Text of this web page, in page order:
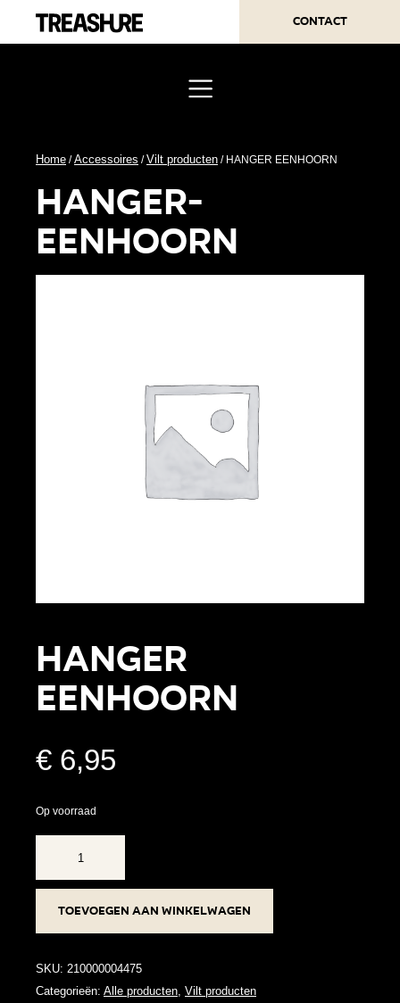
Contact
Home /Accessoires /Vilt producten / HANGER EENHOORN
hanger-
eenhoorn
HANGER
EENHOORN
€ 6,95
Op voorraad
aantal
Toevoegen aan winkelwagen
SKU: 210000004475
Categorieën: Alle producten Vilt producten